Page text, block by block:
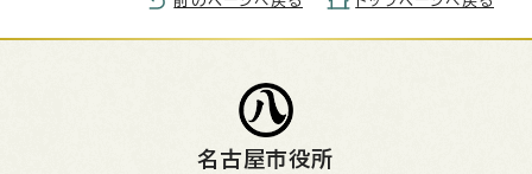
名古屋市役所